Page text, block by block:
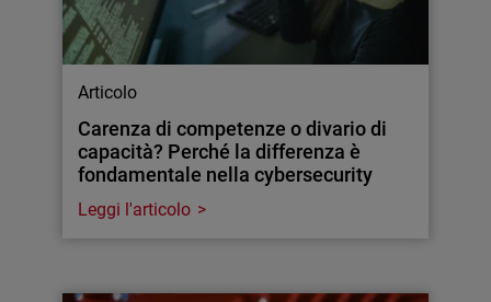
Articolo
Carenza di competenze o divario di
capacità? Perché la differenza è
fondamentale nella cybersecurity
Leggi l'articolo